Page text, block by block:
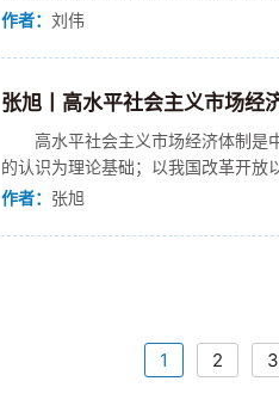
政治经济学的研究”。列宁认为，政
作者： 刘伟
张旭丨高水平社会主义市场经
高水平社会主义市场经济体制是
的认识为理论基础；以我国改革开放
观点，为高水平社会主义市场经济体
作者： 张旭
1 2 3